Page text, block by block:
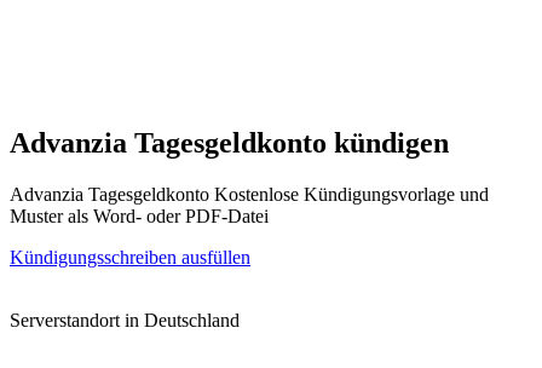
Advanzia Tagesgeldkonto kündigen
Advanzia Tagesgeldkonto Kostenlose Kündigungsvorlage und
Muster als Word- oder PDF-Datei
Kündigungsschreiben ausfüllen
Serverstandort in Deutschland